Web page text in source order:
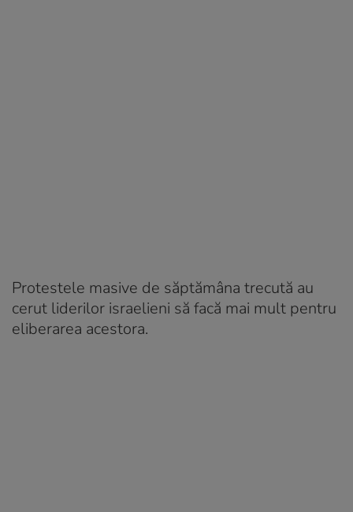
Protestele masive de săptămâna trecută au
cerut liderilor israelieni să facă mai mult pentru
eliberarea acestora.